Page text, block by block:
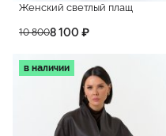
Женский светлый плащ
10 8008 100 ₽
в наличии